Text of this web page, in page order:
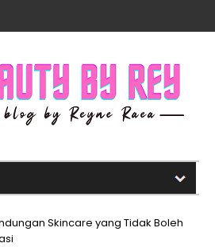
Skincare yang Tidak Boleh